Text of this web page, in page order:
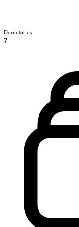
Dormitorios
7